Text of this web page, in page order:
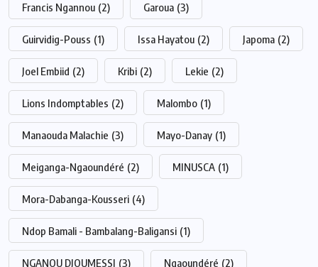
Francis Ngannou (2) Garoua (3)
Guirvidig-Pouss (1) Issa Hayatou (2) Japoma (2)
Joel Embiid (2) Kribi (2) Lekie (2)
Lions Indomptables (2) Malombo (1)
Manaouda Malachie (3) Mayo-Danay (1)
Meiganga-Ngaoundéré (2) MINUSCA (1)
Mora-Dabanga-Kousseri (4)
Ndop Bamali - Bambalang-Baligansi (1)
NGANOU DJOUMESSI (3) Ngaoundéré (2)